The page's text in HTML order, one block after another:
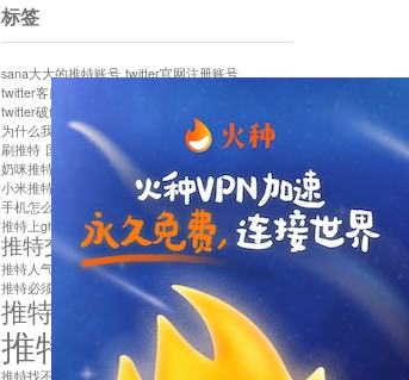
标签
sana大大的推特账号 twitter官网注册账号
twitter客服
twitter破解版下载
为什么我推特无法保存设置
作者sana推特是什么
刷推特 国内为什么不能用twitter 国内能用twitter吗
奶咪推特
如何找回推特密码
小米推特闪退是怎么回事 怎么看推特上的视频
手机怎么注册推特账号
推特devil
推特上ghs的女博主
推特交友软件app下载
推特人气萌货小蔡头喵喵喵 推特实名制
推特必须用外网吗
推特怎么取消关联手机号
推特怎么看敏感内容苹果
推特找不到账号 推特注册必须要手机号